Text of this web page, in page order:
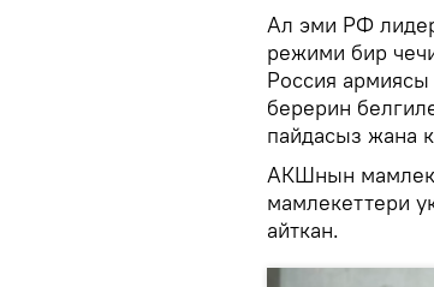
Ал эми РФ
режими бир
Россия
берерин
пайдасыз жана
АКШнын
мамлекеттери
айткан.